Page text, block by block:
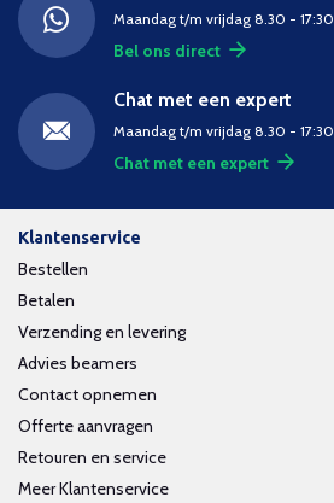
Maandag t/m vrijdag 8.30 - 17:30
Bel ons direct
Chat met een expert
Maandag t/m vrijdag 8.30 - 17:30
Chat met een expert
Klantenservice
Bestellen
Betalen
Verzending en levering
Advies beamers
Contact opnemen
Offerte aanvragen
Retouren en service
Meer Klantenservice